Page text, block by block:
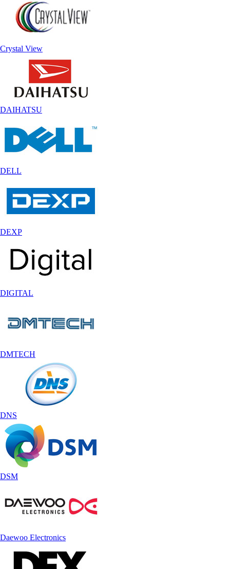
Crystal View
DAIHATSU
DELL
DEXP
DIGITAL
DMTECH
DNS
DSM
Daewoo Electronics